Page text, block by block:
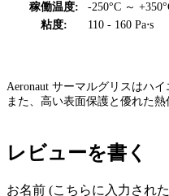
稼働温度:
-250°C ～
粘度:
110 - 160 Pa⋅s
Aeronaut サーマルグリスはハ
また、高い表面保護と優れた
レビューを書く
お名前 (こちらに入力され